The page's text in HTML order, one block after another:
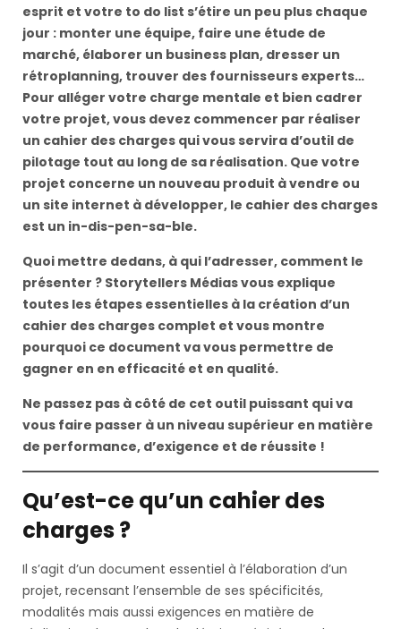
esprit et votre to do list s’étire un peu plus chaque
jour : monter une équipe, faire une étude de
marché, élaborer un business plan, dresser un
rétroplanning, trouver des fournisseurs experts…
Pour alléger votre charge mentale et bien cadrer
votre projet, vous devez commencer par réaliser
un cahier des charges qui vous servira d’outil de
pilotage tout au long de sa réalisation. Que votre
projet concerne un nouveau produit à vendre ou
un site internet à développer, le cahier des charges
est un in-dis-pen-sa-ble.
Quoi mettre dedans, à qui l’adresser, comment le
présenter ? Storytellers Médias vous explique
toutes les étapes essentielles à la création d’un
cahier des charges complet et vous montre
pourquoi ce document va vous permettre de
gagner en en efficacité et en qualité.
Ne passez pas à côté de cet outil puissant qui va
vous faire passer à un niveau supérieur en matière
de performance, d’exigence et de réussite !
Qu’est-ce qu’un cahier des
charges ?
Il s’agit d’un document essentiel à l’élaboration d’un
projet, recensant l’ensemble de ses spécificités,
modalités mais aussi exigences en matière de